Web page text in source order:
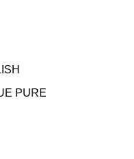
PURE